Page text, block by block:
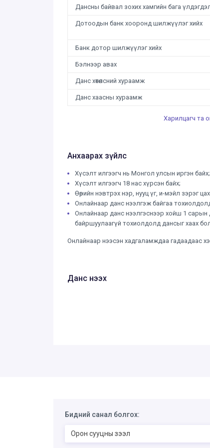
Дансны байвал зохих хамгийн бага
Дотоодын банк хооронд шилжүүлэг хийх
Банк дотор шилжүүлэг хийх
Бэлнээр авах
Данс хөтөлсний хураамж
Данс хаасны хураамж
Харилцагч та
Анхаарах зүйлс
Хүсэлт илгээгч нь Монгол улсын иргэн байх;
Хүсэлт илгээгч 18 нас хүрсэн байх;
Өөрийн нэвтрэх нэр, нууц үг, и-мэйл зэрэг
Онлайнаар данс нээлгэж байгаа
Онлайнаар данс нээлгэснээр хойш 1 сарын
байршуулаагүй тохиолдолд дансыг хаах
Онлайнаар нээсэн хадгаламждаа гадаадаас
Данс нээх
Бидний санал болгох:
Орон сууцны зээл